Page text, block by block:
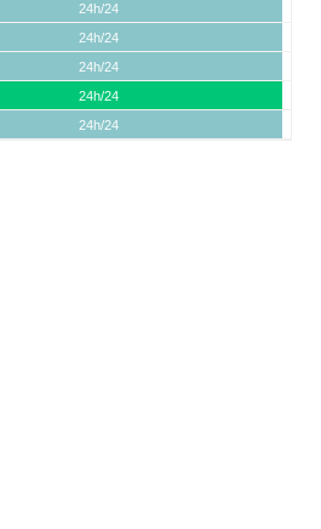
24h/24
24h/24
24h/24
24h/24
24h/24